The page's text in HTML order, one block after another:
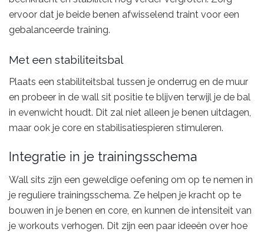
ervoor dat je beide benen afwisselend traint voor een
gebalanceerde training.
Met een stabiliteitsbal
Plaats een stabiliteitsbal tussen je onderrug en de muur
en probeer in de wall sit positie te blijven terwijl je de bal
in evenwicht houdt. Dit zal niet alleen je benen uitdagen,
maar ook je core en stabilisatiespieren stimuleren.
Integratie in je trainingsschema
Wall sits zijn een geweldige oefening om op te nemen in
je reguliere trainingsschema. Ze helpen je kracht op te
bouwen in je benen en core, en kunnen de intensiteit van
je workouts verhogen. Dit zijn een paar ideeën over hoe